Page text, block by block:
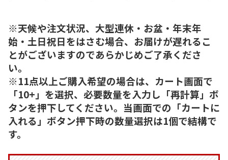
※天候や注文状況、大型連休・お盆・年末年
始・土日祝日をはさむ場合、お届けが遅れるこ
とがございますのであらかじめご了承くださ
い。
※11点以上ご購入希望の場合は、カート画面で
「10+」を選択、必要数量を入力し「再計算」ボ
タンを押下してください。当画面での「カートに
入れる」ボタン押下時の数量選択は1個で結構で
す。